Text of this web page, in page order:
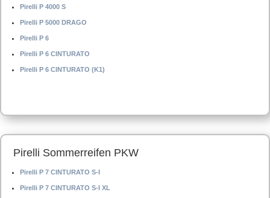
Pirelli P 4000 S
Pirelli P 5000 DRAGO
Pirelli P 6
Pirelli P 6 CINTURATO
Pirelli P 6 CINTURATO (K1)
Pirelli Sommerreifen PKW
Pirelli P 7 CINTURATO S-I
Pirelli P 7 CINTURATO S-I XL